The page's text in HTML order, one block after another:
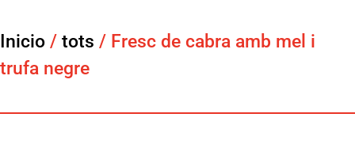
Inicio / tots / Fresc de cabra amb mel i
trufa negre